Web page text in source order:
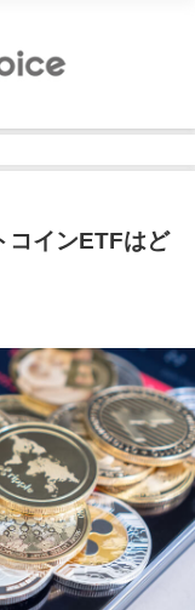
コインETFはど